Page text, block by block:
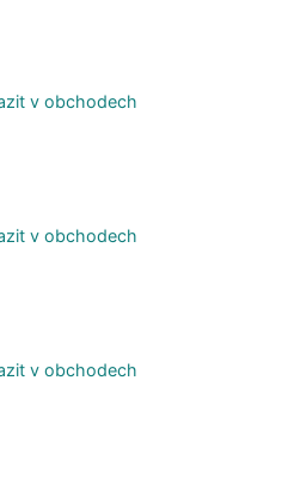
v obchodech
v obchodech
v obchodech